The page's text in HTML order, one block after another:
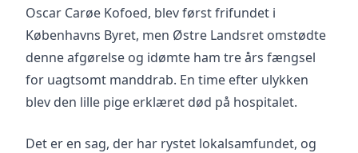
Oscar Carøe Kofoed, blev først frifundet i
Københavns Byret, men Østre Landsret omstødte
denne afgørelse og idømte ham tre års fængsel
for uagtsomt manddrab. En time efter ulykken
blev den lille pige erklæret død på hospitalet.
Det er en sag, der har rystet lokalsamfundet, og